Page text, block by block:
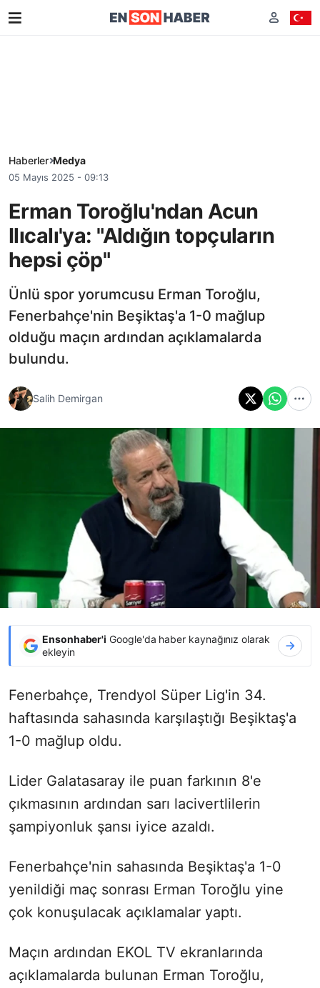
Haberler Medya
05 Mayıs 2025 - 09:13
Erman Toroğlu'ndan Acun
Ilıcalı'ya: "Aldığın topçuların
hepsi çöp"
Ünlü spor yorumcusu Erman Toroğlu,
Fenerbahçe'nin Beşiktaş'a 1-0 mağlup
olduğu maçın ardından açıklamalarda
bulundu.
Salih Demirgan
Ensonhaber'i Google'da haber kaynağınız olarak
ekleyin
Fenerbahçe, Trendyol Süper Lig'in 34.
haftasında sahasında karşılaştığı Beşiktaş'a
1-0 mağlup oldu.
Lider Galatasaray ile puan farkının 8'e
çıkmasının ardından sarı lacivertlilerin
şampiyonluk şansı iyice azaldı.
Fenerbahçe'nin sahasında Beşiktaş'a 1-0
yenildiği maç sonrası Erman Toroğlu yine
çok konuşulacak açıklamalar yaptı.
Maçın ardından EKOL TV ekranlarında
açıklamalarda bulunan Erman Toroğlu,